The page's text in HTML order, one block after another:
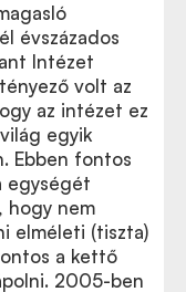
évszázados
Intézet
volt az
az intézet ez
egyik
Ebben fontos
egységét
hogy nem
elméleti (tiszta)
a kettő
2005-ben